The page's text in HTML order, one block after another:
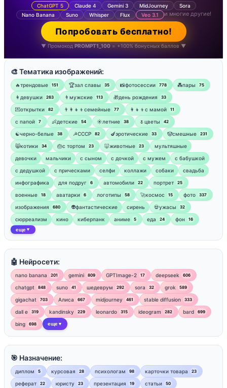
ChatGPT 5 Claude 4 Gemini 3 MidJourney
Sora
Nano Banana
Suno Whisper Flux Veo 3.1 и многие другие!
Попробовать бесплатно!
▼ Промокод PROMPT1_100 = +100% бонусных баллов ▼
🎨 Тематика изображений:
🔥трендовые 151 🏆зал славы 35 📸фотосессии 778 💑пары 75
👩девушки 263 👨мужские 113 🎁день рождения 33
💌открытки 82 👨‍👩‍👧‍👦семейные 77 👩‍👧‍👦с мамой 11
‍с папой 7 👶детские 54 ☀️летние 38 🌷цветы 42
☯︎черно-белые 38 ☭СССР 82 🍆эротические 33 🤡смешные 231
😸котики 34 🎂с тортом 23 🐷животные 23
мультяшные
девочки
мальчики с сыном с дочкой с мужем
с бабушкой
с дедушкой
с прическами селфи коллажи собаки
свадьба
инфографика
для подруг 6 автомобили 22 портрет 25
военные 18 аватарки 6 логотипы 58 🚀космос 15 фото 337
изображения 680 👽фантастические сирень 💀ужасы 32
сюрреализм кино киберпанк аниме 5 еда 24 фон 16
еще ▼
🤖 Нейросети:
nano banana 201 gemini 809 GPTImage-2 17 deepseek 606
chatgpt 848 suno 41 шедеврум 292 sora 32 grok 589
gigachat 703 Алиса 667 midjourney 461 stable diffusion 333
dall e 319 kandinsky 229 leonardo 315 ideogram 282 bard 699
bing 698 еще ▼
🎯 Назначение:
диплом 5 курсовая 28 психологам 98 карточки товара 23
реферат 22 юристу 23 презентация 19 статьи 50